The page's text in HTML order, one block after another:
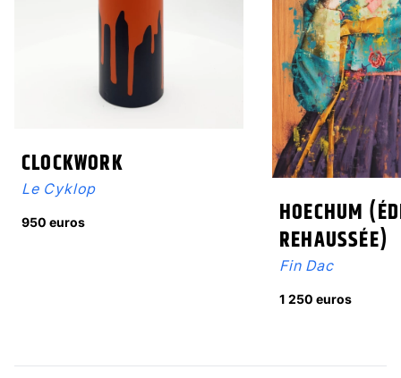
CLOCKWORK
Le Cyklop
950 euros
HOECHUM
REHAUSSÉE)
Fin Dac
1 250 euros